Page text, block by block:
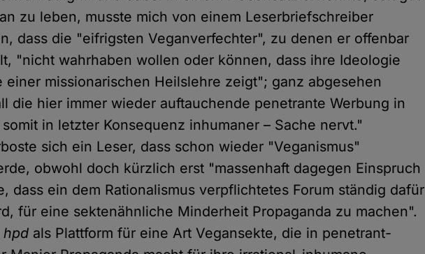
zu leben, musste mich von einem Leserbriefschreiber
dass die "eifrigsten Veganverfechter", zu denen er offenbar
"nicht wahrhaben wollen oder können, dass ihre Ideologie
einer missionarischen Heilslehre zeigt"; ganz abgesehen
die hier immer wieder auftauchende penetrante Werbung in
in letzter Konsequenz inhumaner – Sache nervt."
sich ein Leser, dass schon wieder "Veganismus"
obwohl doch kürzlich erst "massenhaft dagegen Einspruch
dass ein dem Rationalismus verpflichtetes Forum ständig dafür
für eine sektenähnliche Minderheit Propaganda zu machen".
hpd als Plattform für eine Art Vegansekte, die in penetrant-